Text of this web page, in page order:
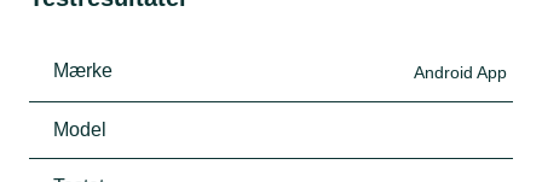
Mærke Android App
Model